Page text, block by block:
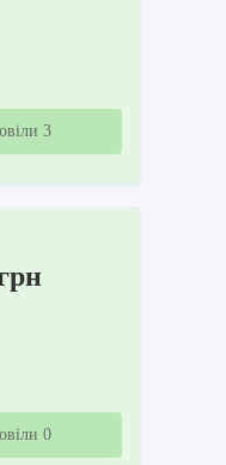
3
0